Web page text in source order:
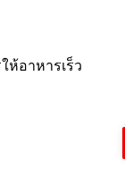
ห้อาหารเร็ว